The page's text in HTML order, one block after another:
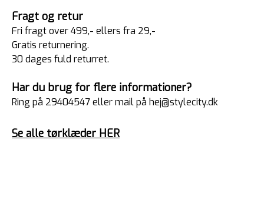
Fragt og retur
Fri fragt over 499,- ellers fra 29,-
Gratis returnering.
30 dages fuld returret.
Har du brug for flere informationer?
Ring på 29404547 eller mail på hej@stylecity.dk
Se alle tørklæder HER